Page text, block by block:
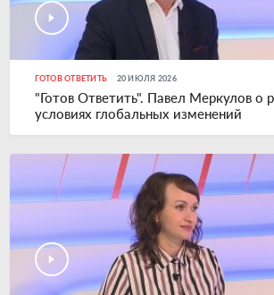
ГОТОВ ОТВЕТИТЬ 20 ИЮЛЯ 2026
"Готов Ответить". Павел Меркулов о
условиях глобальных изменений